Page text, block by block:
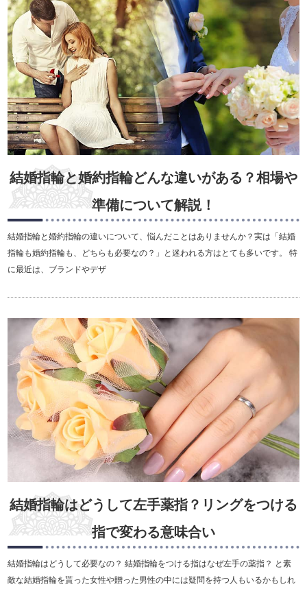
結婚指輪と婚約指輪どんな違いがある？相場や
準備について解説！
結婚指輪と婚約指輪の違いについて、悩んだことはありませんか？実は「結婚
指輪も婚約指輪も、どちらも必要なの？」と迷われる方はとても多いです。 特
に最近は、ブランドやデザ
結婚指輪はどうして左手薬指？リングをつける
指で変わる意味合い
結婚指輪はどうして必要なの？ 結婚指輪をつける指はなぜ左手の薬指？ と素
敵な結婚指輪を貰った女性や贈った男性の中には疑問を持つ人もいるかもしれ